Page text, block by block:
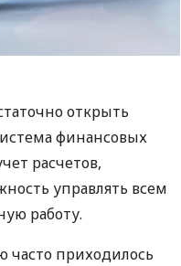
открыть
финансовых
расчетов,
управлять всем
работу.
часто приходилось